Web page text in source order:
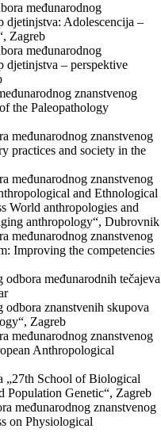
međunarodnog
djetinjstva: Adolescencija –
Zagreb
međunarodnog
djetinjstva – perspektive
znanstvenog
the Paleopathology
međunarodnog znanstvenog
practices and society in the
međunarodnog znanstvenog
and Ethnological
World anthropologies and
anthropology“, Dubrovnik
međunarodnog znanstvenog
Improving the competencies
međunarodnih tečajeva
znanstvenih skupova
Zagreb
međunarodnog znanstvenog
Anthropological
„27th School of Biological
Genetic“, Zagreb
međunarodnog znanstvenog
on Physiological